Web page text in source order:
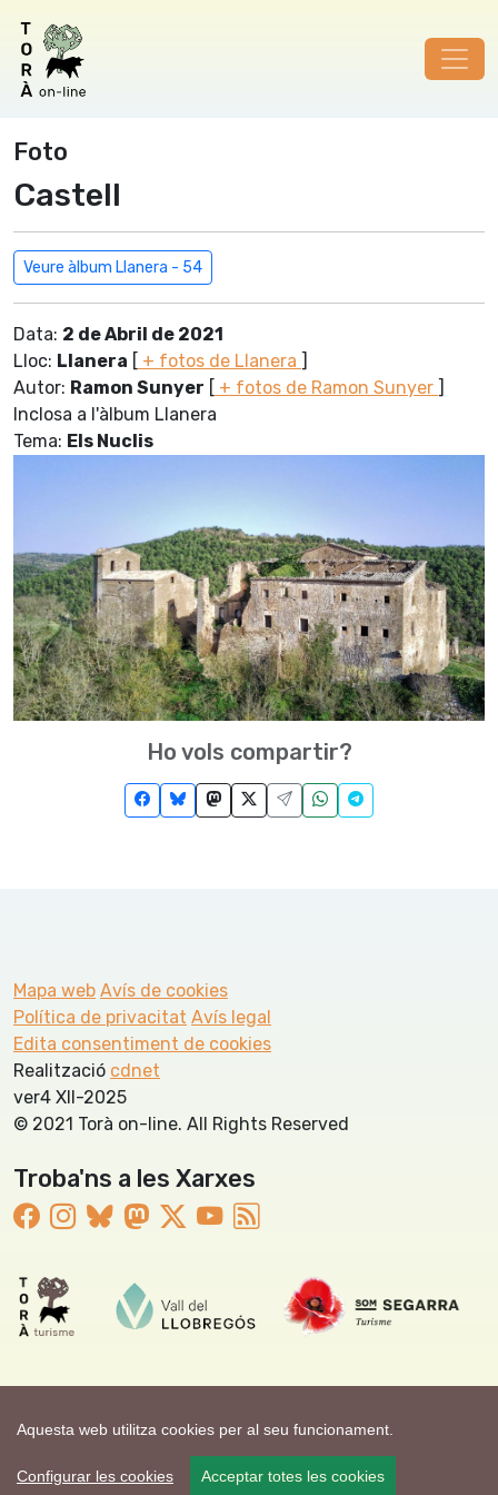
Aquesta web utilitza cookies per al seu funcionament.
Configurar les cookies Acceptar totes les cookies
Foto
Castell
Veure àlbum Llanera - 54
Data: 2 de Abril de 2021
Lloc: Llanera [ + fotos de Llanera ]
Autor: Ramon Sunyer [ + fotos de Ramon Sunyer ]
Inclosa a l'àlbum Llanera
Tema: Els Nuclis
Ho vols compartir?
Mapa web Avís de cookies
Política de privacitat Avís legal
Edita consentiment de cookies
Realització cdnet
ver4 XII-2025
© 2021 Torà on-line. All Rights Reserved
Troba'ns a les Xarxes